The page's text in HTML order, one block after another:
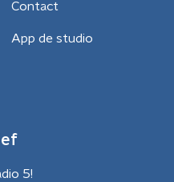
Contact
App de studio
5!